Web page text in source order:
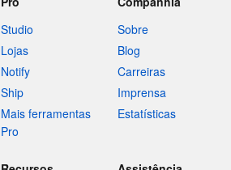
Studio
Lojas
Notify
Ship
Mais ferramentas
Pro
Sobre
Blog
Carreiras
Imprensa
Estatísticas